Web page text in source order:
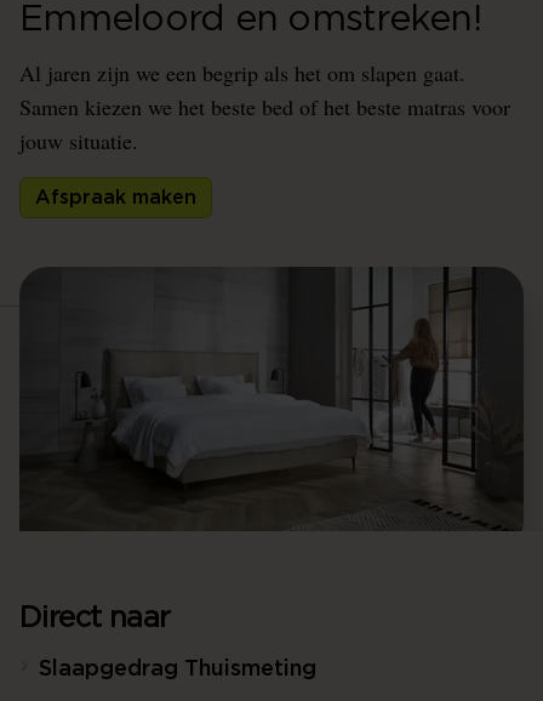
Emmeloord en omstreken!
Al jaren zijn we een begrip als het om slapen gaat.
Samen kiezen we het beste bed of het beste matras voor
jouw situatie.
Afspraak maken
Direct naar
Slaapgedrag Thuismeting